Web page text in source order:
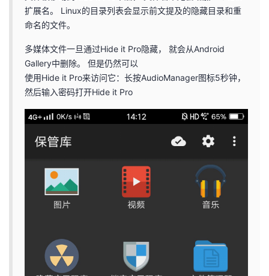
扩展名。 Linux的目录列表会显示前文提及的隐藏目录和重
命名的文件。
多媒体文件一旦通过Hide it Pro隐藏， 就会从Android
Gallery中删除。 但是仍然可以
使用Hide it Pro来访问它：长按AudioManager图标5秒钟，
然后输入密码打开Hide it Pro